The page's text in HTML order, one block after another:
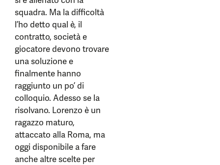
squadra. Ma la difficoltà
l’ho detto qual è, il
contratto, società e
giocatore devono trovare
una soluzione e
finalmente hanno
raggiunto un po’ di
colloquio. Adesso se la
risolvano. Lorenzo è un
ragazzo maturo,
attaccato alla Roma, ma
oggi disponibile a fare
anche altre scelte per